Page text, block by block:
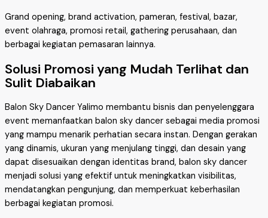
Grand opening, brand activation, pameran, festival, bazar,
event olahraga, promosi retail, gathering perusahaan, dan
berbagai kegiatan pemasaran lainnya.
Solusi Promosi yang Mudah Terlihat dan
Sulit Diabaikan
Balon Sky Dancer Yalimo membantu bisnis dan penyelenggara
event memanfaatkan balon sky dancer sebagai media promosi
yang mampu menarik perhatian secara instan. Dengan gerakan
yang dinamis, ukuran yang menjulang tinggi, dan desain yang
dapat disesuaikan dengan identitas brand, balon sky dancer
menjadi solusi yang efektif untuk meningkatkan visibilitas,
mendatangkan pengunjung, dan memperkuat keberhasilan
berbagai kegiatan promosi.